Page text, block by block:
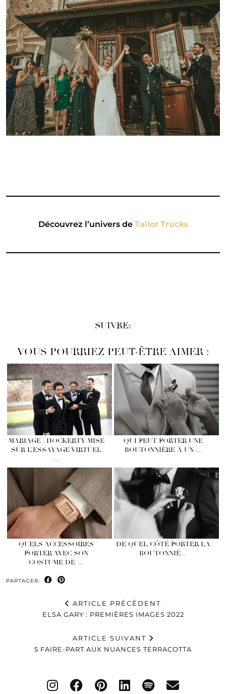
Découvrez l’univers de Tailor Trucks
SUIVRE:
VOUS POURRIEZ PEUT-ÊTRE AIMER :
MARIAGE : HOCKERTY MISE
SUR L’ESSAYAGE VIRTUEL
…
QUI PEUT PORTER UNE
BOUTONNIÈRE À UN …
QUELS ACCESSOIRES
PORTER AVEC SON
COSTUME DE …
DE QUEL CÔTÉ PORTER LA
BOUTONNIÈ…
PARTAGER:
ARTICLE PRÉCÉDENT
ELSA GARY : PREMIÈRES IMAGES 2022
ARTICLE SUIVANT
5 FAIRE-PART AUX NUANCES TERRACOTTA